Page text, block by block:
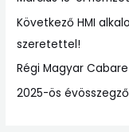
r
:
Következő HMI
szeretettel!
Régi Magyar
2025-ös